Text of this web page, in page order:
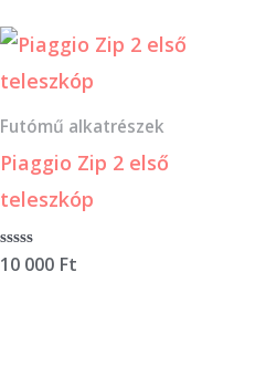
Futómű alkatrészek
Piaggio Zip 2 első
teleszkóp
Értékelés:
10 000 Ft